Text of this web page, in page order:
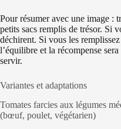
Pour résumer avec une image :
petits sacs remplis de trésor. Si
déchirent. Si vous les
l’équilibre et la récompense
servir.
Variantes et adaptations
Tomates farcies aux légumes
(bœuf, poulet, végétarien)